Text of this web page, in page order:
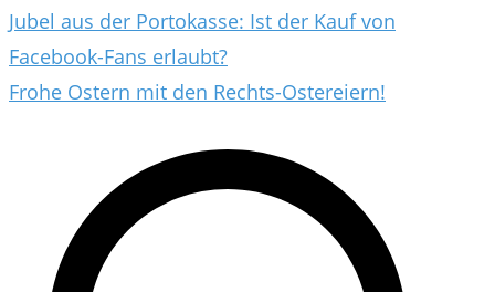
Beitragsnavigation
Jubel aus der Portokasse: Ist der Kauf von
Facebook-Fans erlaubt?
Frohe Ostern mit den Rechts-Ostereiern!